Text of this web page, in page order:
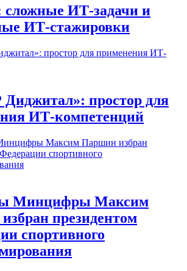
ИТ‑задачи и
ИТ‑стажировки
простор для
ИТ-компетенций
Минцифры Максим
президентом
спортивного